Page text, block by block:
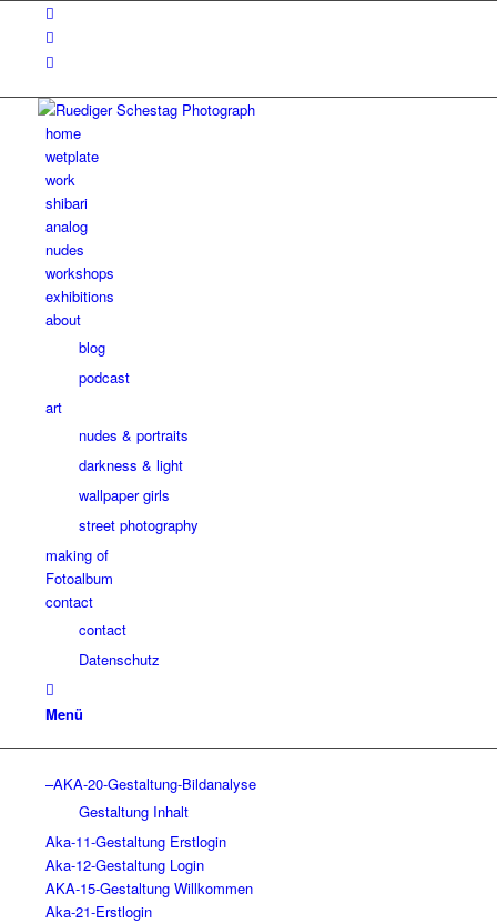
home
wetplate
work
shibari
analog
nudes
workshops
exhibitions
about
blog
podcast
art
nudes & portraits
darkness & light
wallpaper girls
street photography
making of
Fotoalbum
contact
contact
Datenschutz
Menü
–AKA-20-Gestaltung-Bildanalyse
Gestaltung Inhalt
Aka-11-Gestaltung Erstlogin
Aka-12-Gestaltung Login
AKA-15-Gestaltung Willkommen
Aka-21-Erstlogin